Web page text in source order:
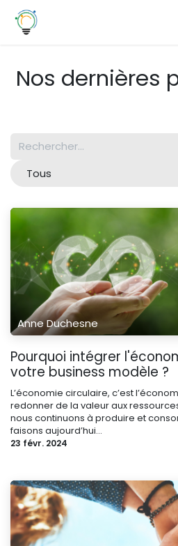
Se rendre au contenu
Nos dernières
Tous
Anne Duchesne
Pourquoi intégrer
votre business modèle ?
L’économie circulaire, c’est
redonner de la valeur aux
nous continuons à produire et
faisons aujourd’hui...
23 févr. 2024